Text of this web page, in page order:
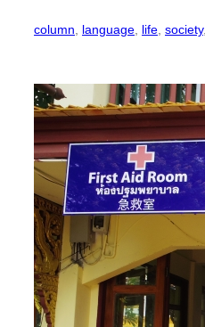
column language life society,